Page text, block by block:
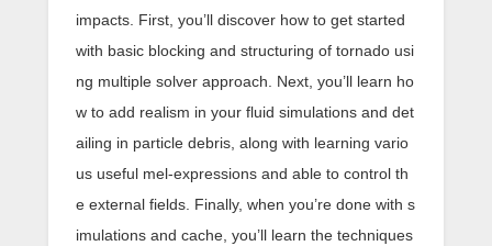
impacts. First, you’ll discover how to get started
with basic blocking and structuring of tornado usi
ng multiple solver approach. Next, you’ll learn ho
w to add realism in your fluid simulations and det
ailing in particle debris, along with learning vario
us useful mel-expressions and able to control th
e external fields. Finally, when you’re done with s
imulations and cache, you’ll learn the techniques